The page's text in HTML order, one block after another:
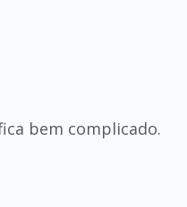
bem complicado.